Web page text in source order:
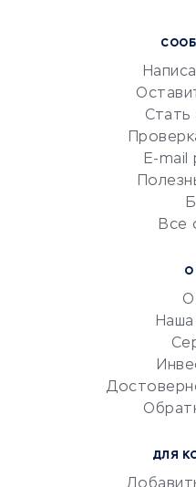
Маркетинг и
Репетиторство
Красота и здоровье
Сервисы по поиску
Сетевой маркетинг
УСЛУГИ ДЛЯ БИЗНЕСА
документооборот
Юридические
Стать
E-mail
Все
О
О
ДЛЯ